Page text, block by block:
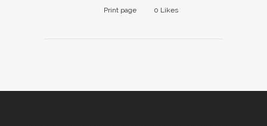
Print page 0 Likes